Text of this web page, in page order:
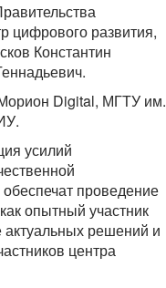
цифрового развития,
Константин
Digital, МГТУ им.
усилий
проведение
опытный участник
актуальных решений и
центра